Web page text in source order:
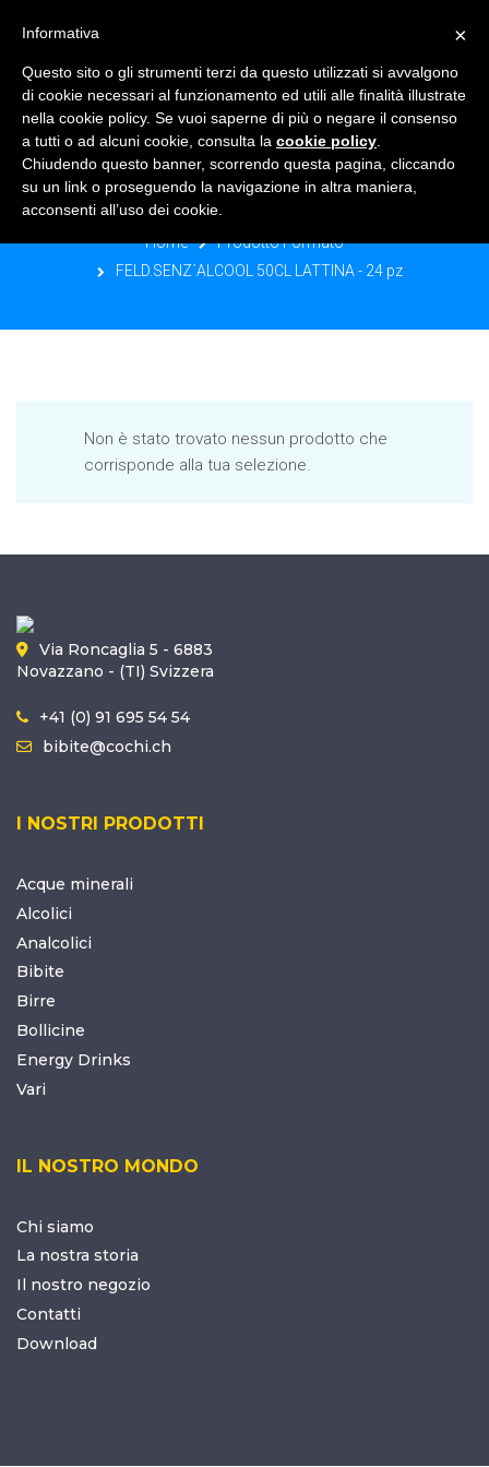
FELD.SENZ´ALCOOL 50CL LATTINA -
24 PZ
Home
Prodotto Formato
FELD.SENZ´ALCOOL 50CL LATTINA - 24 pz
Non è stato trovato nessun prodotto che
corrisponde alla tua selezione.
Via Roncaglia 5 - 6883
Novazzano - (TI) Svizzera
+41 (0) 91 695 54 54
bibite@cochi.ch
I NOSTRI PRODOTTI
Acque minerali
Alcolici
Analcolici
Bibite
Birre
Bollicine
Energy Drinks
Vari
IL NOSTRO MONDO
Chi siamo
La nostra storia
Il nostro negozio
Contatti
Download
×
Informativa
Questo sito o gli strumenti terzi da questo utilizzati si avvalgono
di cookie necessari al funzionamento ed utili alle finalità illustrate
nella cookie policy. Se vuoi saperne di più o negare il consenso
a tutti o ad alcuni cookie, consulta la cookie policy
Chiudendo questo banner, scorrendo questa pagina, cliccando
su un link o proseguendo la navigazione in altra maniera,
acconsenti all’uso dei cookie.